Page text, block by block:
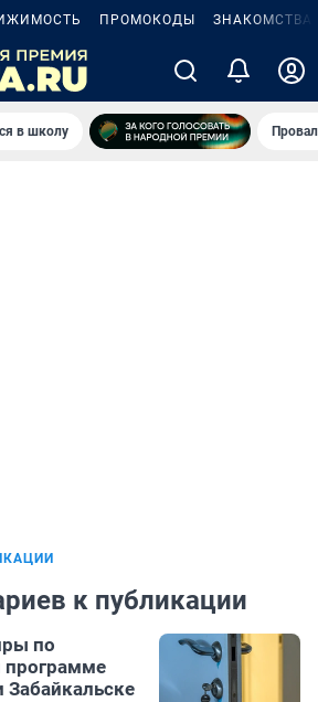
ПРОМОКОДЫ ЗНАКОМСТВА
в школу
к публикации
по
программе
Забайкальске